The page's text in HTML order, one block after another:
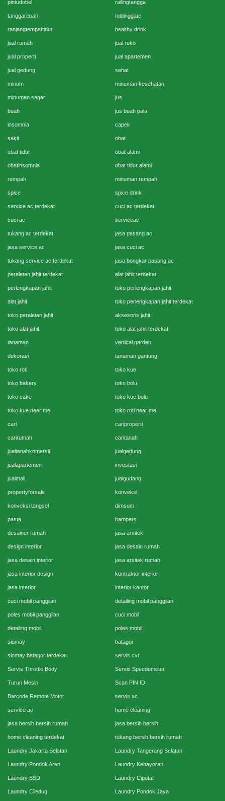
pintudobel railingtangga
tanggarebah foldinggate
ranjangtempattidur healthy drink
jual rumah jual ruko
jual properti jual apartemen
jual gedung sehat
minum minuman kesehatan
minuman segar jus
buah jus buah pala
insomnia capek
sakit obat
obat tidur obat alami
obatinsomnia obat tidur alami
rempah minuman rempah
spice spice drink
service ac terdekat cuci ac terdekat
cuci ac serviceac
tukang ac terdekat jasa pasang ac
jasa service ac jasa cuci ac
tukang service ac terdekat jasa bongkar pasang ac
peralatan jahit terdekat alat jahit terdekat
perlengkapan jahit toko perlengkapan jahit
alat jahit toko perlengkapan jahit terdekat
toko peralatan jahit aksesoris jahit
toko alat jahit toko alat jahit terdekat
tanaman vertical garden
dekorasi tanaman gantung
toko roti toko kue
toko bakery toko bolu
toko cake toko kue bolu
toko kue near me toko roti near me
cari cariproperti
carirumah caritanah
jualtanahkomersil jualgedung
jualapartemen investasi
jualmall jualgudang
propertyforsale konveksi
konveksi tangsel dimsum
pasta hampers
desainer rumah jasa arsitek
design interior jasa desain rumah
jasa desain interior jasa arsitek rumah
jasa interior design kontraktor interior
jasa interior interior kantor
cuci mobil panggilan detailing mobil panggilan
poles mobil panggilan cuci mobil
detailing mobil poles mobil
siomay batagor
siomay batagor terdekat servis cvt
Servis Throttle Body Servis Speedometer
Turun Mesin Scan PIN ID
Barcode Remote Motor servis ac
service ac home cleaning
jasa bersih bersih rumah jasa bersih bersih
home cleaning terdekat tukang bersih bersih rumah
Laundry Jakarta Selatan Laundry Tangerang Selatan
Laundry Pondok Aren Laundry Kebayoran
Laundry BSD Laundry Ciputat
Laundry Ciledug Laundry Pondok Jaya